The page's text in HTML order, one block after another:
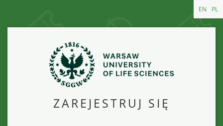
EN PL
ZAREJESTRUJ SIĘ